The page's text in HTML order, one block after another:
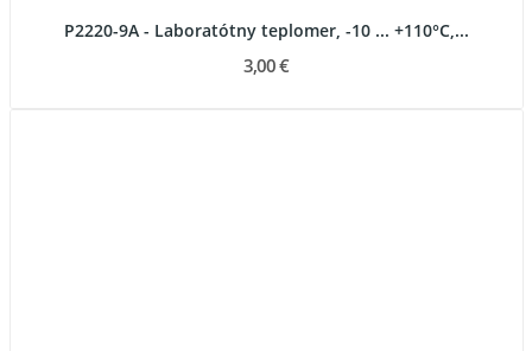
P2220-9A - Laboratótny teplomer, -10 ... +110°C,...
3,00 €